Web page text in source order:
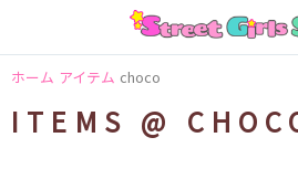
ホーム アイテム choco
ITEMS @